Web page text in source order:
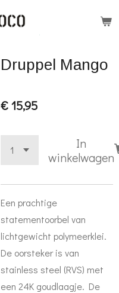
Druppel Mango
€ 15,95
In
winkelwagen
Een prachtige
statementoorbel van
lichtgewicht polymeerklei.
De oorsteker is van
stainless steel (RVS) met
een 24K goudlaagje. De